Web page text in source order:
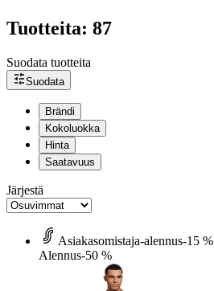
Tuotteita: 87
Suodata tuotteita
Suodata
Brändi
Kokoluokka
Hinta
Saatavuus
Järjestä
Asiakasomistaja-alennus-15 %
Alennus-50 %